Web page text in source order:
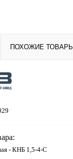
ПОХОЖИЕ ТОВАРЫ
- КНБ 1,5-4-С